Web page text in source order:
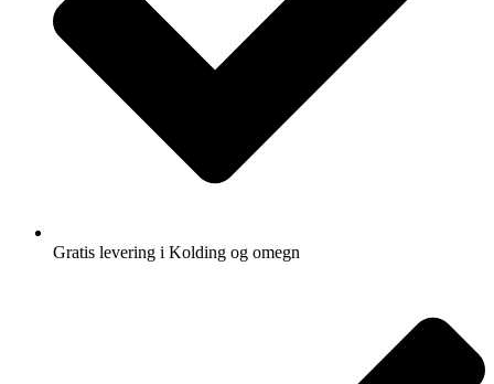
Gratis levering i Kolding og omegn